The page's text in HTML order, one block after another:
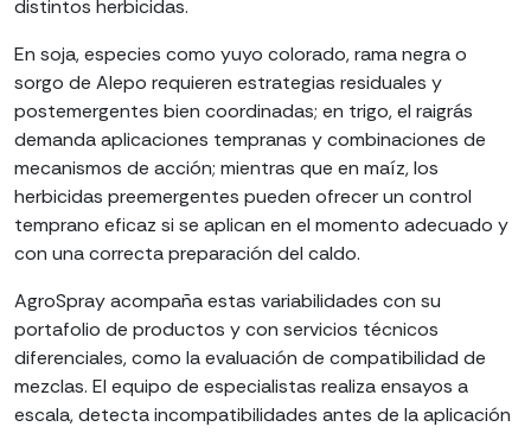
distintos herbicidas.
En soja, especies como yuyo colorado, rama negra o
sorgo de Alepo requieren estrategias residuales y
postemergentes bien coordinadas; en trigo, el raigrás
demanda aplicaciones tempranas y combinaciones de
mecanismos de acción; mientras que en maíz, los
herbicidas preemergentes pueden ofrecer un control
temprano eficaz si se aplican en el momento adecuado y
con una correcta preparación del caldo.
AgroSpray acompaña estas variabilidades con su
portafolio de productos y con servicios técnicos
diferenciales, como la evaluación de compatibilidad de
mezclas. El equipo de especialistas realiza ensayos a
escala, detecta incompatibilidades antes de la aplicación